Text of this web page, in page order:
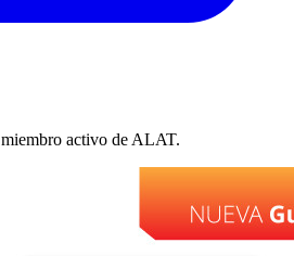
activo de ALAT.